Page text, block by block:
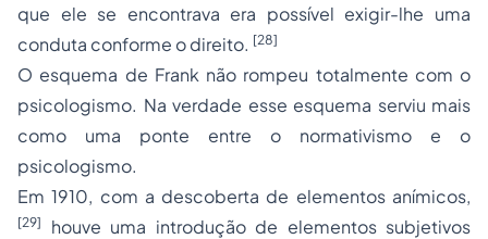
que ele se encontrava era possível exigir-lhe uma
conduta conforme o direito. [28]
O esquema de Frank não rompeu totalmente com o
psicologismo. Na verdade esse esquema serviu mais
como uma ponte entre o normativismo e o
psicologismo.
Em 1910, com a descoberta de elementos anímicos,
[29]
houve uma introdução de elementos subjetivos